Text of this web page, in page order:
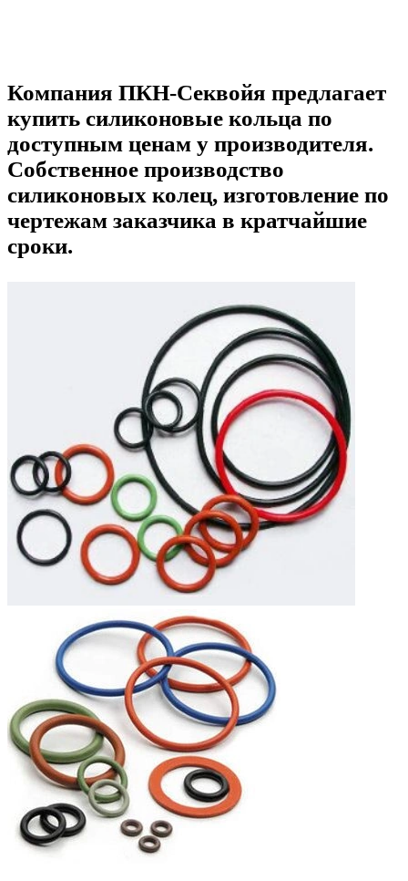
Компания ПКН-Секвойя предлагает
купить cиликоновые кольца по
доступным ценам у производителя.
Собственное производство
cиликоновых колец, изготовление по
чертежам заказчика в кратчайшие
сроки.